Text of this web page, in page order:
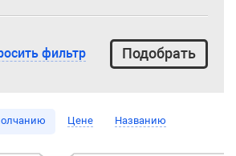
фильтр
Цене Названию